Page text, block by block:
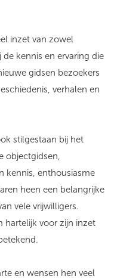
inzet van zowel
kennis en ervaring die
gidsen bezoekers
verhalen en
stilgestaan bij het
objectgidsen,
kennis, enthousiasme
heen een belangrijke
vele vrijwilligers.
hartelijk voor zijn inzet
en wensen hen veel